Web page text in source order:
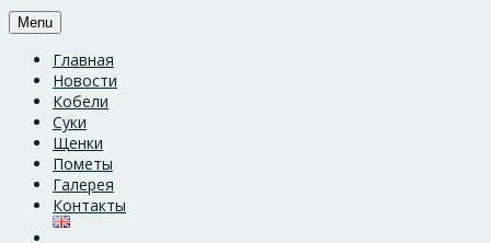
Menu
Главная
Новости
Кобели
Суки
Щенки
Пометы
Галерея
Контакты